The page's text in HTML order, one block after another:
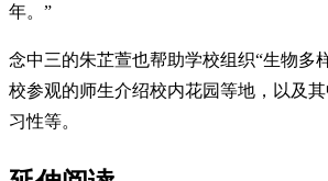
年。”
念中三的朱芷萱也帮助学校组织“生物多
校参观的师生介绍校内花园等地，以及
习性等。